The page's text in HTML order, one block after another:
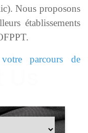
Nous proposons
établissements
parcours de